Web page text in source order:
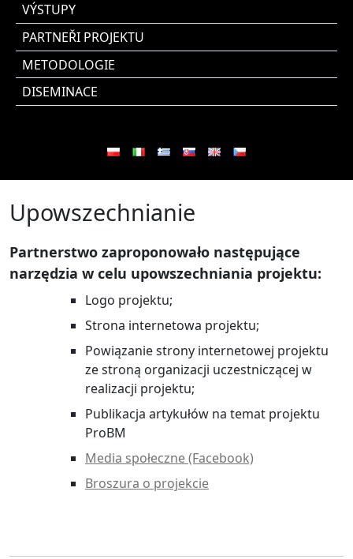
VÝSTUPY
PARTNEŘI PROJEKTU
METODOLOGIE
DISEMINACE
Upowszechnianie
Partnerstwo zaproponowało następujące
narzędzia w celu upowszechniania projektu:
Logo projektu;
Strona internetowa projektu;
Powiązanie strony internetowej projektu
ze stroną organizacji uczestniczącej w
realizacji projektu;
Publikacja artykułów na temat projektu
ProBM
Media społeczne (Facebook)
Broszura o projekcie